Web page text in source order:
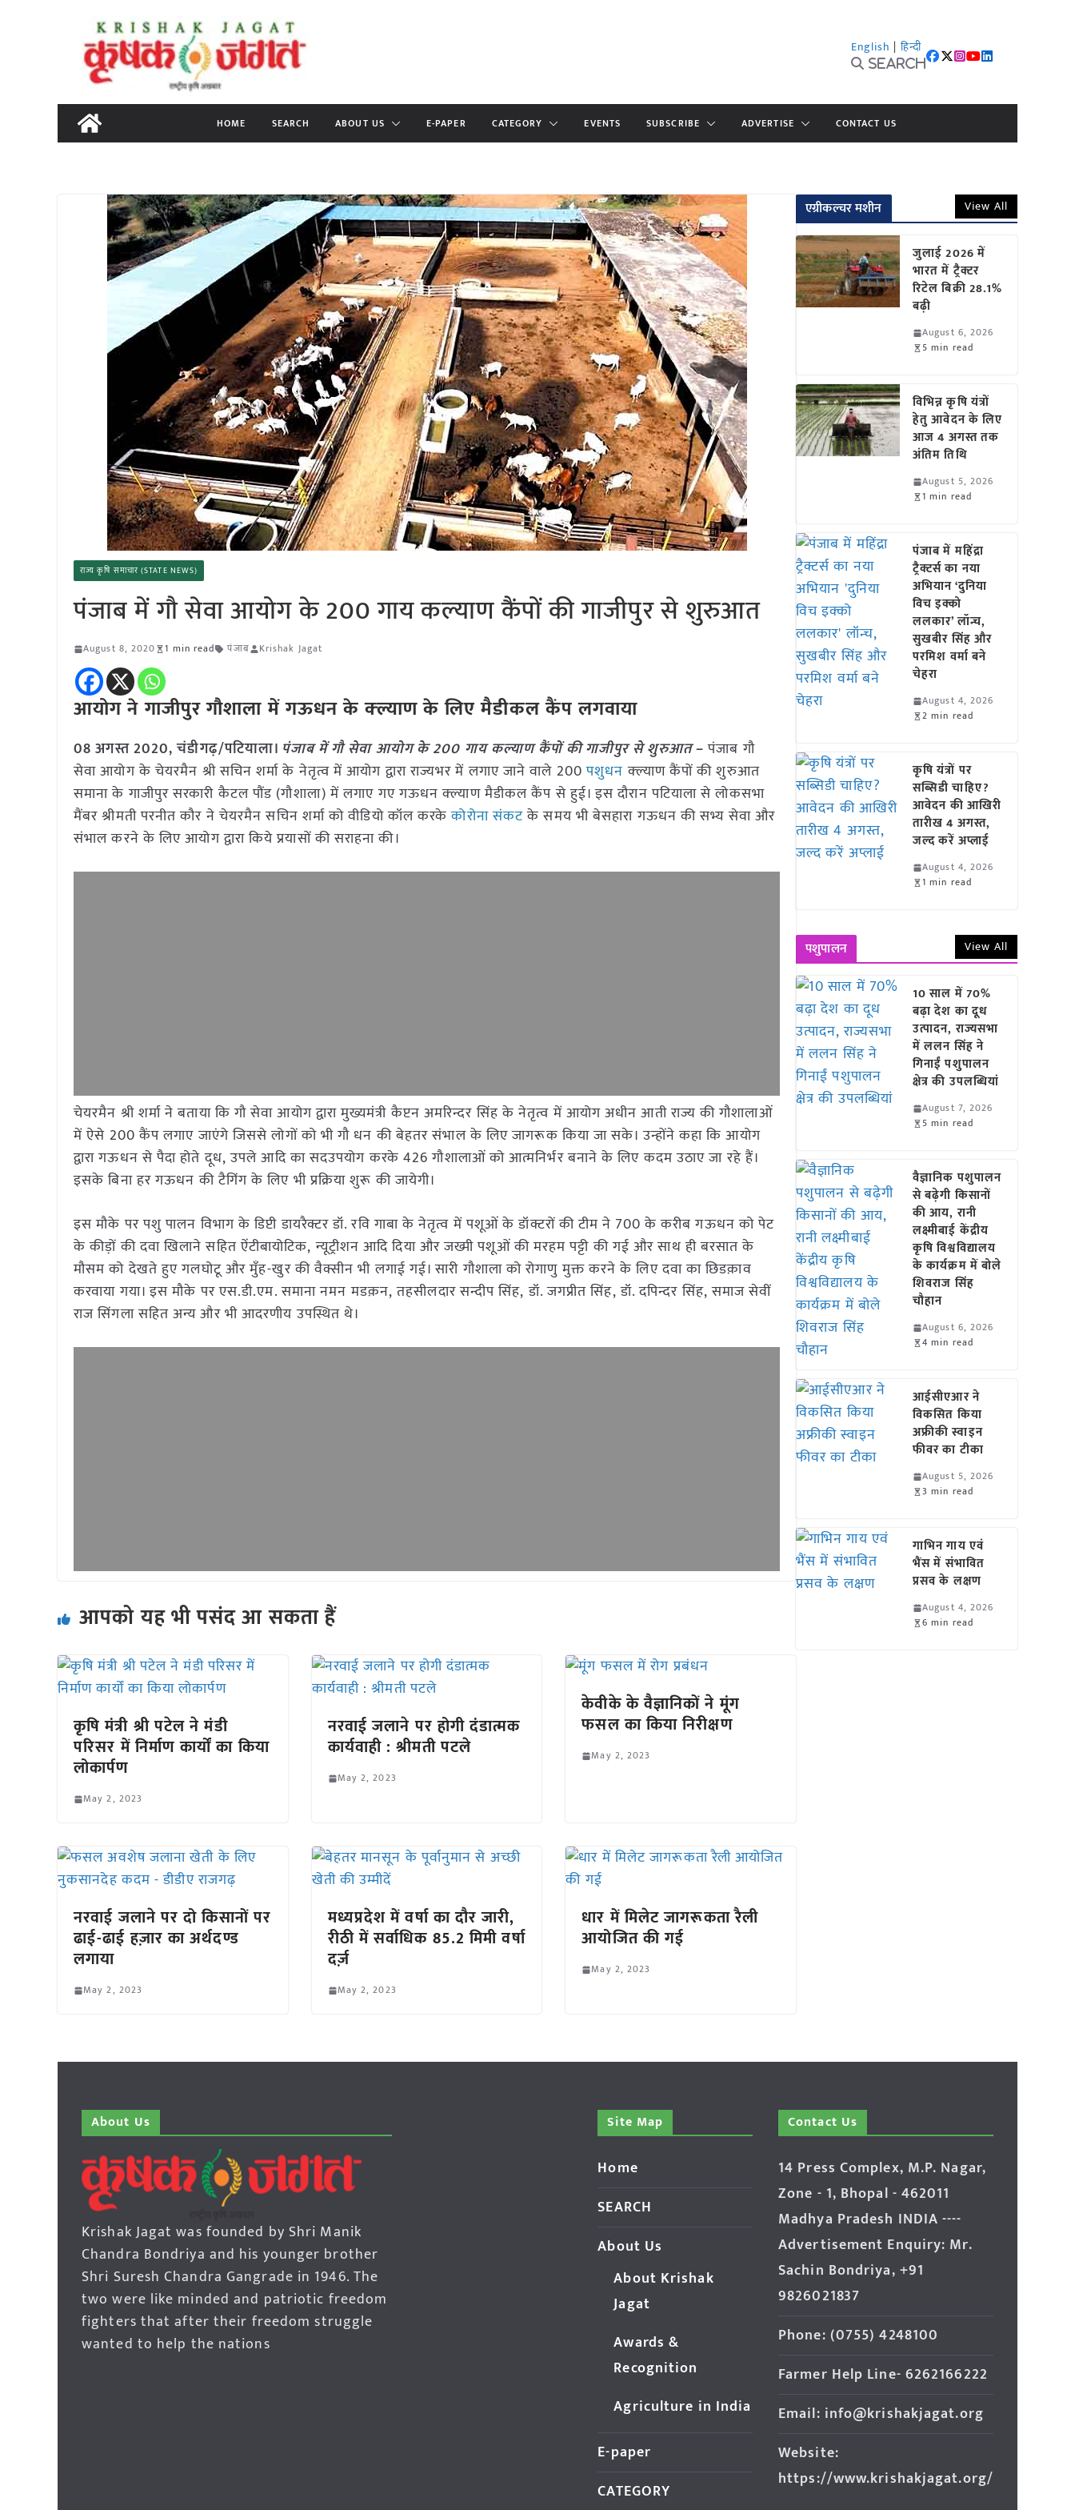
content
English | हिन्दी
Search
HOME SEARCH ABOUT US E-PAPER CATEGORY EVENTS SUBSCRIBE ADVERTISE CONTACT US
राज्य कृषि समाचार (STATE NEWS)
पंजाब में गौ सेवा आयोग के 200 गाय कल्याण कैंपों की गाजीपुर से शुरुआत
August 8, 2020 1 min read पंजाब Krishak Jagat
आयोग ने गाजीपुर गौशाला में गऊधन के क्ल्याण के लिए मैडीकल कैंप लगवाया
08 अगस्त 2020, चंडीगढ़/पटियाला। पंजाब में गौ सेवा आयोग के 200 गाय कल्याण कैंपों की गाजीपुर से शुरुआत–पंजाब गौ
सेवा आयोग के चेयरमैन श्री सचिन शर्मा के नेतृत्व में आयोग द्वारा राज्यभर में लगाए जाने वाले 200पशुधन क्ल्याण कैंपों की शुरुआत
समाना के गाजीपुर सरकारी कैटल पौंड (गौशाला) में लगाए गए गऊधन क्ल्याण मैडीकल कैंप से हुई। इस दौरान पटियाला से लोकसभा
मैंबर श्रीमती परनीत कौर ने चेयरमैन सचिन शर्मा को वीडियो कॉल करकेकोरोना संकटके समय भी बेसहारा गऊधन की सभ्य सेवा और
संभाल करने के लिए आयोग द्वारा किये प्रयासों की सराहना की।
चेयरमैन श्री शर्मा ने बताया कि गौ सेवा आयोग द्वारा मुख्यमंत्री कैप्टन अमरिन्दर सिंह के नेतृत्व में आयोग अधीन आती राज्य की गौशालाओं
में ऐसे 200 कैंप लगाए जाएंगे जिससे लोगों को भी गौ धन की बेहतर संभाल के लिए जागरूक किया जा सके। उन्होंने कहा कि आयोग
द्वारा गऊधन से पैदा होते दूध, उपले आदि का सदउपयोग करके 426 गौशालाओं को आत्मनिर्भर बनाने के लिए कदम उठाए जा रहे हैं।
इसके बिना हर गऊधन की टैगिंग के लिए भी प्रक्रिया शुरू की जायेगी।
इस मौके पर पशु पालन विभाग के डिप्टी डायरैक्टर डॉ. रवि गाबा के नेतृत्व में पशूओं के डॉक्टरों की टीम ने 700 के करीब गऊधन को पेट
के कीड़ों की दवा खिलाने सहित ऐंटीबायोटिक, न्यूट्रीशन आदि दिया और जख्मी पशूओं की मरहम पट्टी की गई और साथ ही बरसात के
मौसम को देखते हुए गलघोटू और मुँह-खुर की वैक्सीन भी लगाई गई। सारी गौशाला को रोगाणु मुक्त करने के लिए दवा का छिडक़ाव
करवाया गया। इस मौके पर एस.डी.एम. समाना नमन मडक़न, तहसीलदार सन्दीप सिंह, डॉ. जगप्रीत सिंह, डॉ. दपिन्दर सिंह, समाज सेवीं
राज सिंगला सहित अन्य और भी आदरणीय उपस्थित थे।
आपको यह भी पसंद आ सकता हैं
कृषि मंत्री श्री पटेल ने मंडी
परिसर में निर्माण कार्यों का किया
लोकार्पण
May 2, 2023
नरवाई जलाने पर होगी दंडात्मक
कार्यवाही : श्रीमती पटले
May 2, 2023
केवीके के वैज्ञानिकों ने मूंग
फसल का किया निरीक्षण
May 2, 2023
नरवाई जलाने पर दो किसानों पर
ढाई-ढाई हज़ार का अर्थदण्ड
लगाया
May 2, 2023
मध्यप्रदेश में वर्षा का दौर जारी,
रीठी में सर्वाधिक 85.2 मिमी वर्षा
दर्ज़
May 2, 2023
धार में मिलेट जागरूकता रैली
आयोजित की गई
May 2, 2023
एग्रीकल्चर मशीन View All
जुलाई 2026 में
भारत में ट्रैक्टर
रिटेल बिक्री 28.1%
बढ़ी
August 6, 2026
5 min read
विभिन्न कृषि यंत्रों
हेतु आवेदन के लिए
आज 4 अगस्त तक
अंतिम तिथि
August 5, 2026
1 min read
पंजाब में महिंद्रा
ट्रैक्टर्स का नया
अभियान ‘दुनिया
विच इक्को
ललकार’ लॉन्च,
सुखबीर सिंह और
परमिश वर्मा बने
चेहरा
August 4, 2026
2 min read
कृषि यंत्रों पर
सब्सिडी चाहिए?
आवेदन की आखिरी
तारीख 4 अगस्त,
जल्द करें अप्लाई
August 4, 2026
1 min read
पशुपालन View All
10 साल में 70%
बढ़ा देश का दूध
उत्पादन, राज्यसभा
में ललन सिंह ने
गिनाईं पशुपालन
क्षेत्र की उपलब्धियां
August 7, 2026
5 min read
वैज्ञानिक पशुपालन
से बढ़ेगी किसानों
की आय, रानी
लक्ष्मीबाई केंद्रीय
कृषि विश्वविद्यालय
के कार्यक्रम में बोले
शिवराज सिंह
चौहान
August 6, 2026
4 min read
आईसीएआर ने
विकसित किया
अफ्रीकी स्वाइन
फीवर का टीका
August 5, 2026
3 min read
गाभिन गाय एवं
भैंस में संभावित
प्रसव के लक्षण
August 4, 2026
6 min read
About Us
Krishak Jagat was founded by Shri Manik
Chandra Bondriya and his younger brother
Shri Suresh Chandra Gangrade in 1946. The
two were like minded and patriotic freedom
fighters that after their freedom struggle
wanted to help the nations
Site Map
Home
SEARCH
About Us
About Krishak
Jagat
Awards &
Recognition
Agriculture in India
E-paper
CATEGORY
Contact Us
14 Press Complex, M.P. Nagar,
Zone - 1, Bhopal - 462011
Madhya Pradesh INDIA ----
Advertisement Enquiry: Mr.
Sachin Bondriya, +91
9826021837
Phone: (0755) 4248100
Farmer Help Line- 6262166222
Email: info@krishakjagat.org
Website:
https://www.krishakjagat.org/